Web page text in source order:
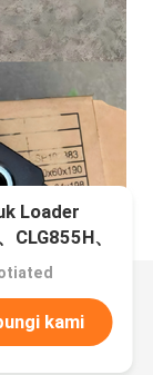
Loader
CLG855H、
、CLG915
kami